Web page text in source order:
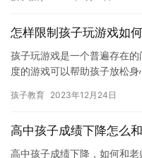
怎样限制孩子玩游戏如
孩子玩游戏是一个普遍存在
度的游戏可以帮助孩子放松
产生网…
孩子教育 2023年12月24日
高中孩子成绩下降怎么
高中孩子成绩下降，如何和